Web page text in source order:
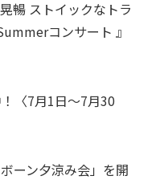
暢 ストイックなトラ
コンサート 』
〈7月1日～7月30
ーン夕涼み会」を開